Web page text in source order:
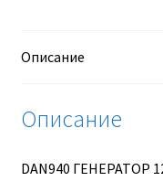
Описание
Описание
DAN940 ГЕНЕРАТОР